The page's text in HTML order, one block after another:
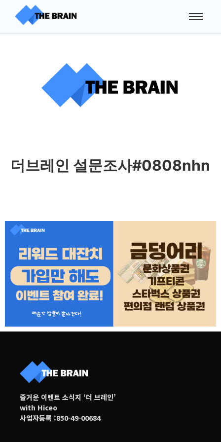
더브레인 설문조사#0808nhn
즐거운 이벤트 소식지 ‘더 브레인’
with Hiceo
사업자등록 :850-49-00684